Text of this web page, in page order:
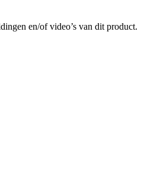
en/of video’s van dit product.